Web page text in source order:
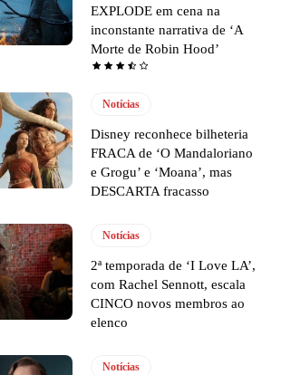
EXPLODE em cena na
inconstante narrativa de ‘A
Morte de Robin Hood’
Notícias
Disney reconhece bilheteria
FRACA de ‘O Mandaloriano
e Grogu’ e ‘Moana’, mas
DESCARTA fracasso
Notícias
2ª temporada de ‘I Love LA’,
com Rachel Sennott, escala
CINCO novos membros ao
elenco
Notícias